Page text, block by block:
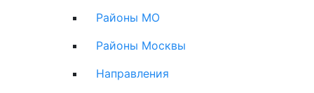
Районы МО
Районы Москвы
Направления